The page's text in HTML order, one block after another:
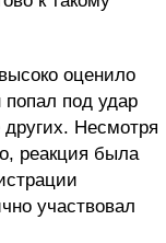
оценило
попал под удар
Несмотря
реакция была
участвовал